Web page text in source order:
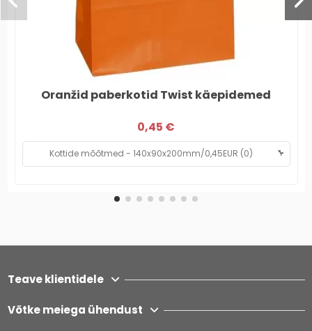
Oranžid paberkotid Twist käepidemed
0,45 €
Teave klientidele
Võtke meiega ühendust